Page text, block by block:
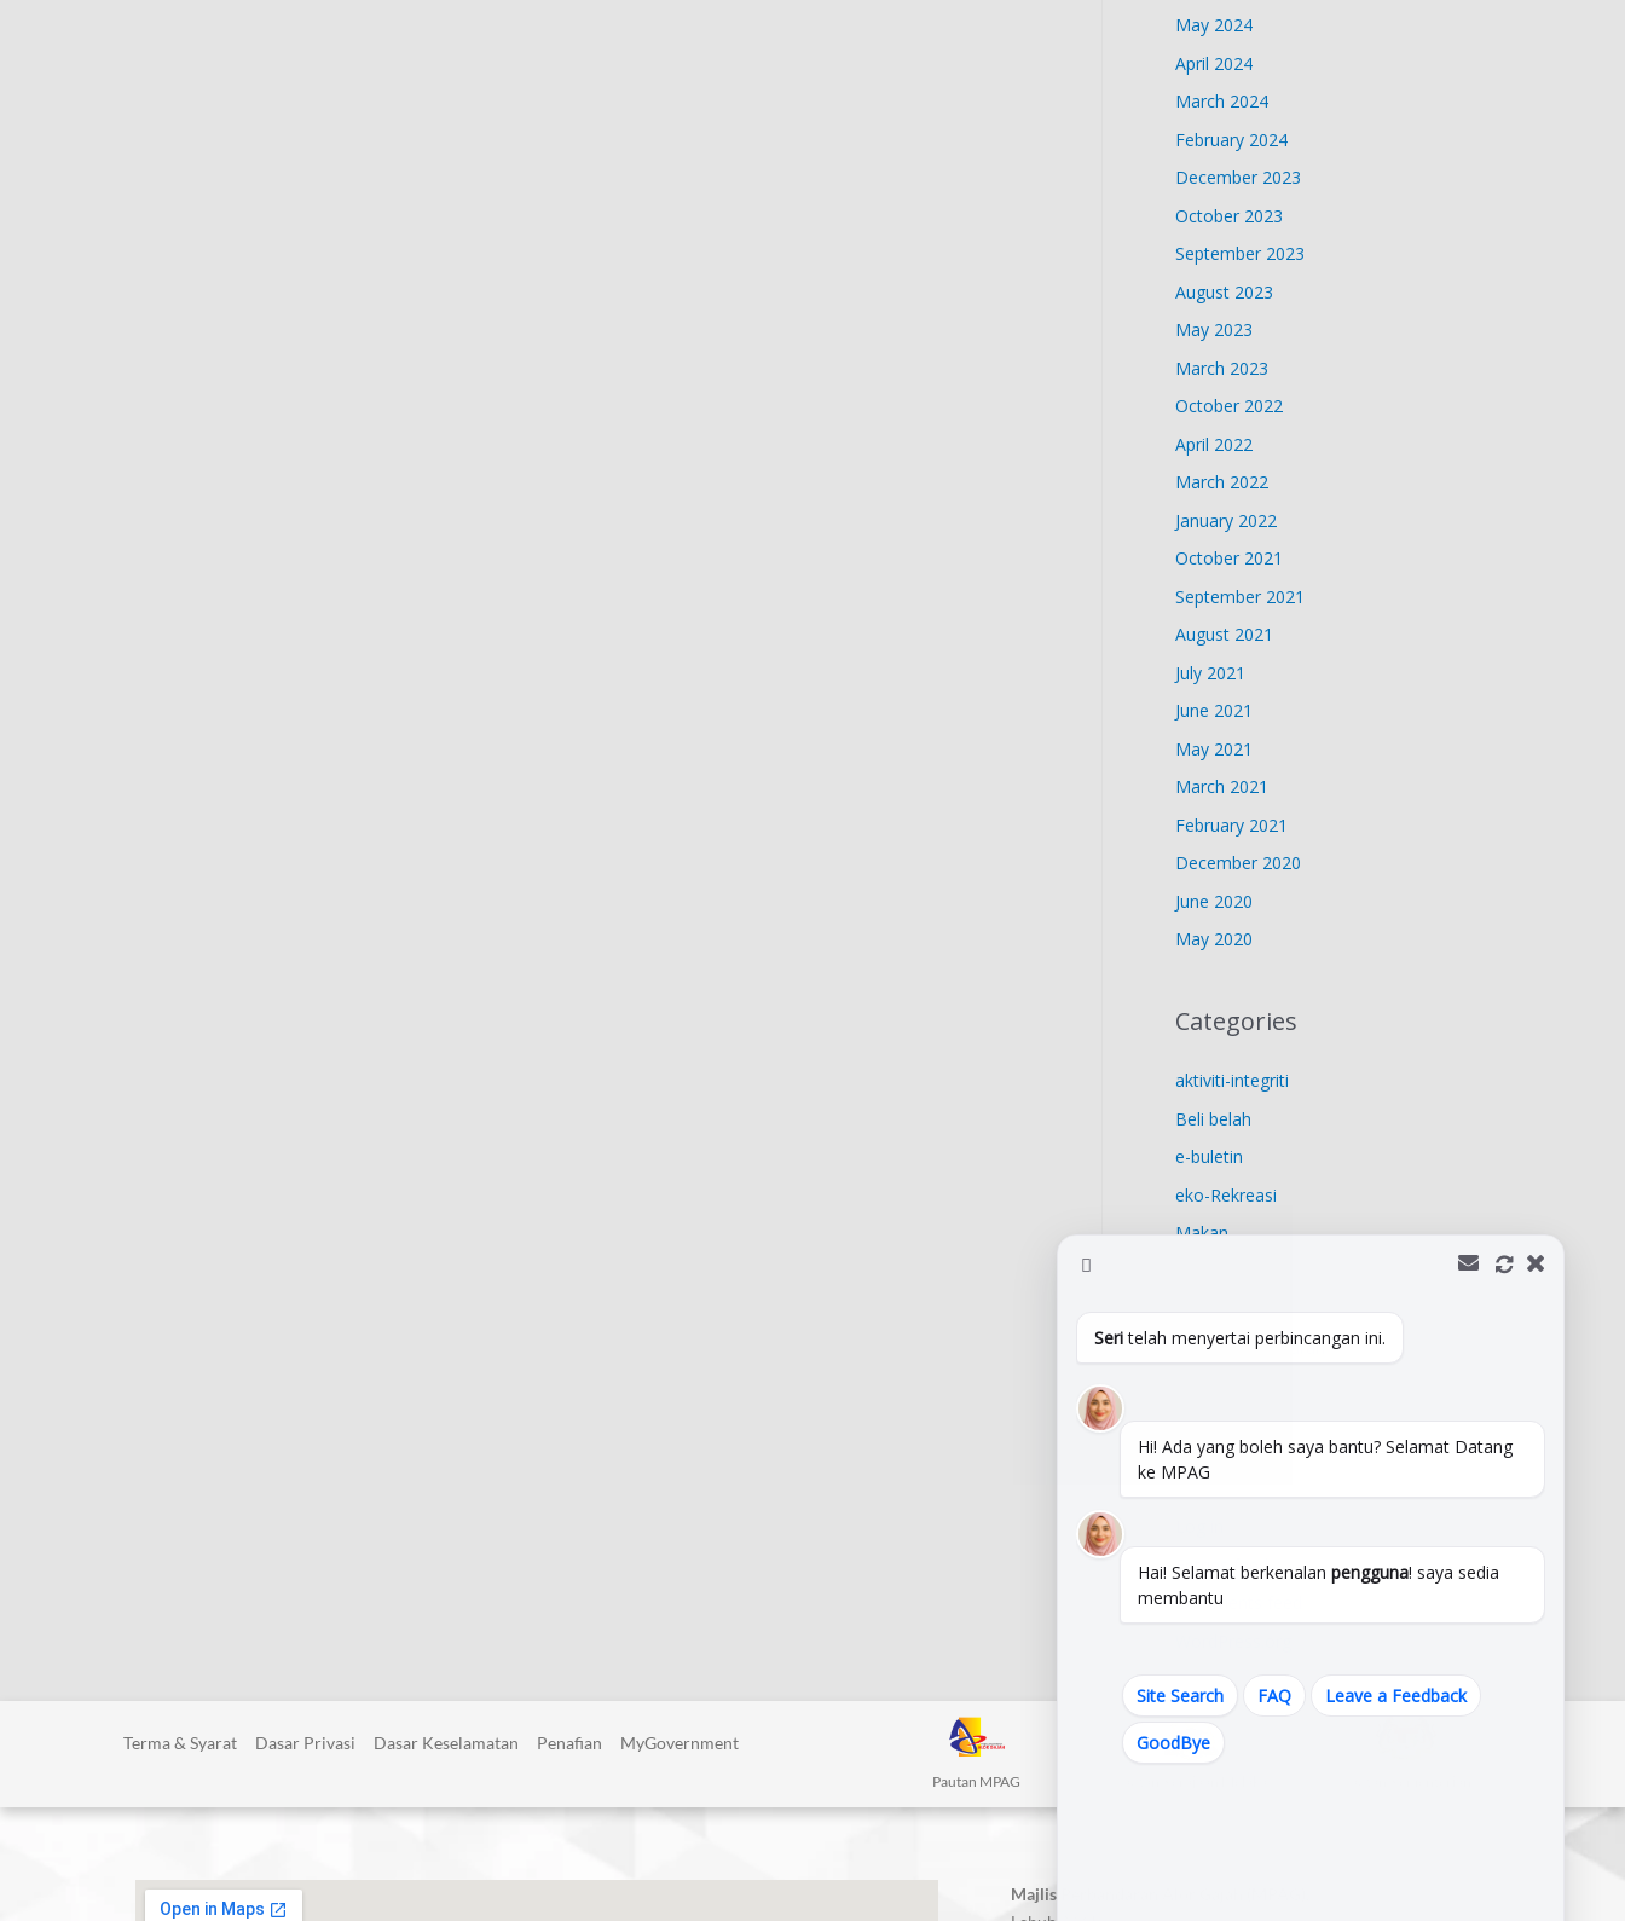
May 2024
April 2024
March 2024
February 2024
December 2023
October 2023
September 2023
August 2023
May 2023
March 2023
October 2022
April 2022
March 2022
January 2022
October 2021
September 2021
August 2021
July 2021
June 2021
May 2021
March 2021
February 2021
December 2020
June 2020
May 2020
Categories
aktiviti-integriti
Beli belah
e-buletin
eko-Rekreasi
Makan
Tempat bersejarah
Meta
Entries feed
Comments feed
Terma & Syarat Dasar Privasi Dasar Keselamatan Penafian MyGovernment
Pautan MPAG
Majlis Perbandaran Alor Gajah (MPAG),
Seritelah menyertai perbincangan ini.
Hi! Ada yang boleh saya bantu? Selamat Datang
ke MPAG
Hai! Selamat berkenalan pengguna! saya sedia
membantu
Site Search FAQ Leave a Feedback
GoodBye